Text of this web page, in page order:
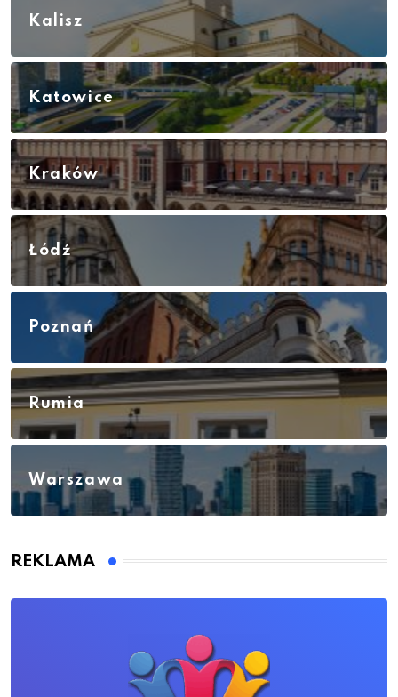
Kalisz
Katowice
Kraków
Łódź
Poznań
Rumia
Warszawa
REKLAMA